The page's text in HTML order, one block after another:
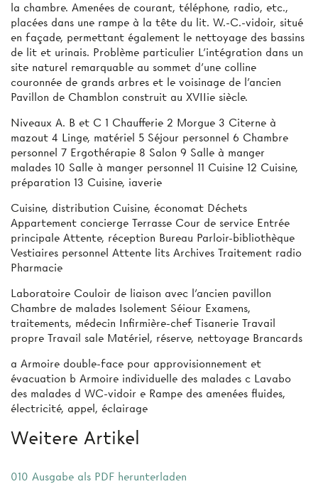
la chambre. Amenées de courant, téléphone, radio, etc.,
placées dans une rampe à la tête du lit. W.-C.-vidoir, situé
en façade, permettant également le nettoyage des bassins
de lit et urinais. Problème particulier L’intégration dans un
site naturel remarquable au sommet d’une colline
couronnée de grands arbres et le voisinage de l’ancien
Pavillon de Chamblon construit au XVIIie siècle.
Niveaux A. B et C 1 Chaufferie 2 Morgue 3 Citerne à
mazout 4 Linge, matériel 5 Séjour personnel 6 Chambre
personnel 7 Ergothérapie 8 Salon 9 Salle à manger
malades 10 Salle à manger personnel 11 Cuisine 12 Cuisine,
préparation 13 Cuisine, iaverie
Cuisine, distribution Cuisine, économat Déchets
Appartement concierge Terrasse Cour de service Entrée
principale Attente, réception Bureau Parloir-bibliothèque
Vestiaires personnel Attente lits Archives Traitement radio
Pharmacie
Laboratoire Couloir de liaison avec l'ancien pavillon
Chambre de malades Isolement Séiour Examens,
traitements, médecin Infirmière-chef Tisanerie Travail
propre Travail sale Matériel, réserve, nettoyage Brancards
a Armoire double-face pour approvisionnement et
évacuation b Armoire individuelle des malades c Lavabo
des malades d WC-vidoir e Rampe des amenées fluides,
électricité, appel, éclairage
Weitere Artikel
010 Ausgabe als PDF herunterladen